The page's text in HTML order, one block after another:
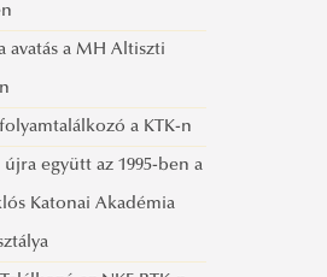
avatás a MH Altiszti
a KTK-n
újra együtt az 1995-ben a
Katonai Akadémia